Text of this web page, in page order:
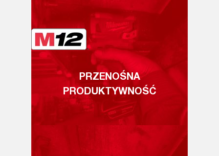
PRZENOŚNA
PRODUKTYWNOŚĆ